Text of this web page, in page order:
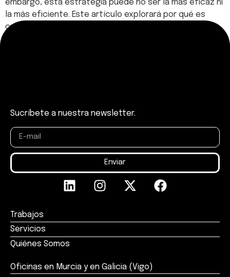
embargo, esta estrategia puede no ser la más eficaz ni
la más eficiente. Este artículo explorará por qué es
crucial entender a […]
Sucríbete a nuestra newsletter.
Enviar
Trabajos
Servicios
Quiénes Somos
Oficinas en Murcia y en Galicia (Vigo)